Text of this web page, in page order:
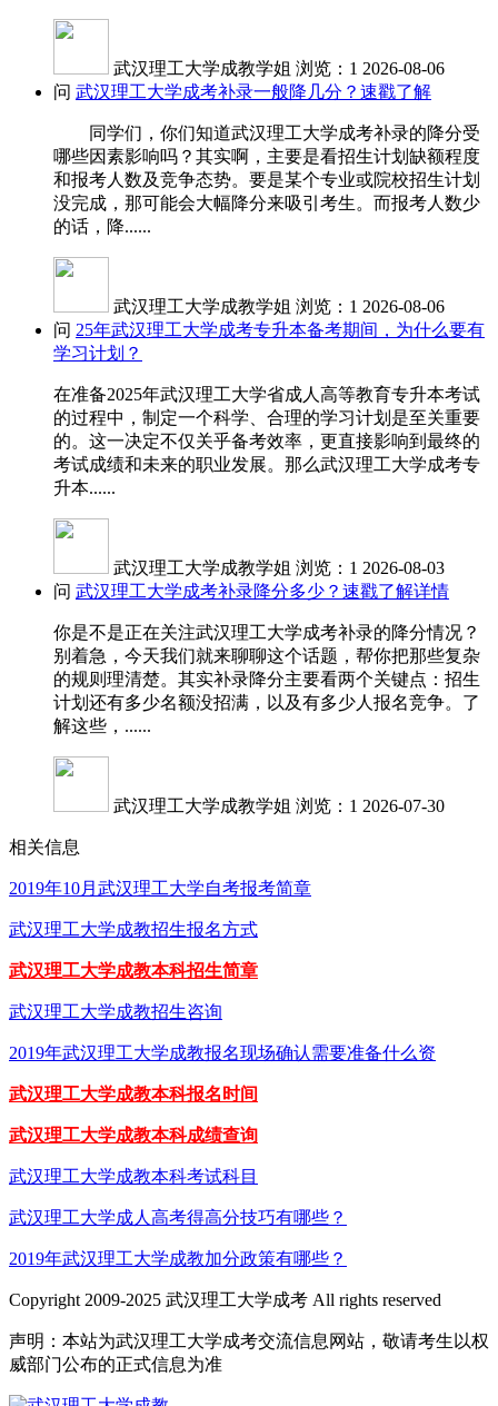
武汉理工大学成教学姐 浏览：1 2026-08-06
问 武汉理工大学成考补录一般降几分？速戳了解
同学们，你们知道武汉理工大学成考补录的降分受
哪些因素影响吗？其实啊，主要是看招生计划缺额程度
和报考人数及竞争态势。要是某个专业或院校招生计划
没完成，那可能会大幅降分来吸引考生。而报考人数少
的话，降......
武汉理工大学成教学姐 浏览：1 2026-08-06
问 25年武汉理工大学成考专升本备考期间，为什么要有
学习计划？
在准备2025年武汉理工大学省成人高等教育专升本考试
的过程中，制定一个科学、合理的学习计划是至关重要
的。这一决定不仅关乎备考效率，更直接影响到最终的
考试成绩和未来的职业发展。那么武汉理工大学成考专
升本......
武汉理工大学成教学姐 浏览：1 2026-08-03
问 武汉理工大学成考补录降分多少？速戳了解详情
你是不是正在关注武汉理工大学成考补录的降分情况？
别着急，今天我们就来聊聊这个话题，帮你把那些复杂
的规则理清楚。其实补录降分主要看两个关键点：招生
计划还有多少名额没招满，以及有多少人报名竞争。了
解这些，......
武汉理工大学成教学姐 浏览：1 2026-07-30
相关信息
2019年10月武汉理工大学自考报考简章
武汉理工大学成教招生报名方式
武汉理工大学成教本科招生简章
武汉理工大学成教招生咨询
2019年武汉理工大学成教报名现场确认需要准备什么资
武汉理工大学成教本科报名时间
武汉理工大学成教本科成绩查询
武汉理工大学成教本科考试科目
武汉理工大学成人高考得高分技巧有哪些？
2019年武汉理工大学成教加分政策有哪些？
Copyright 2009-2025 武汉理工大学成考 All rights reserved
声明：本站为武汉理工大学成考交流信息网站，敬请考生以权
威部门公布的正式信息为准